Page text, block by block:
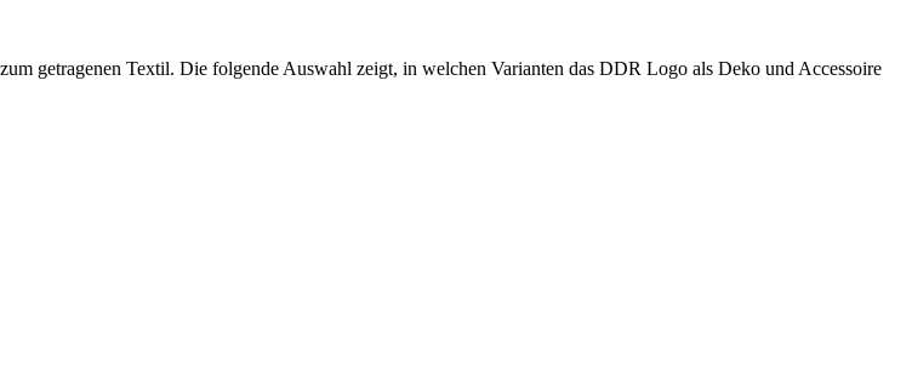
getragenen Textil. Die folgende Auswahl zeigt, in welchen Varianten das DDR Logo als Deko und Accessoire